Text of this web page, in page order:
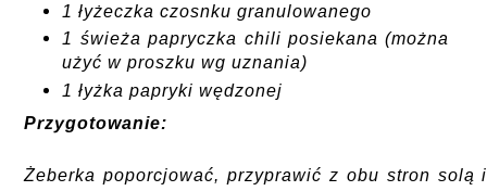
1 łyżeczka czosnku granulowanego
1 świeża papryczka chili posiekana (można
użyć w proszku wg uznania)
1 łyżka papryki wędzonej
Przygotowanie:
Żeberka poporcjować, przyprawić z obu stron solą i